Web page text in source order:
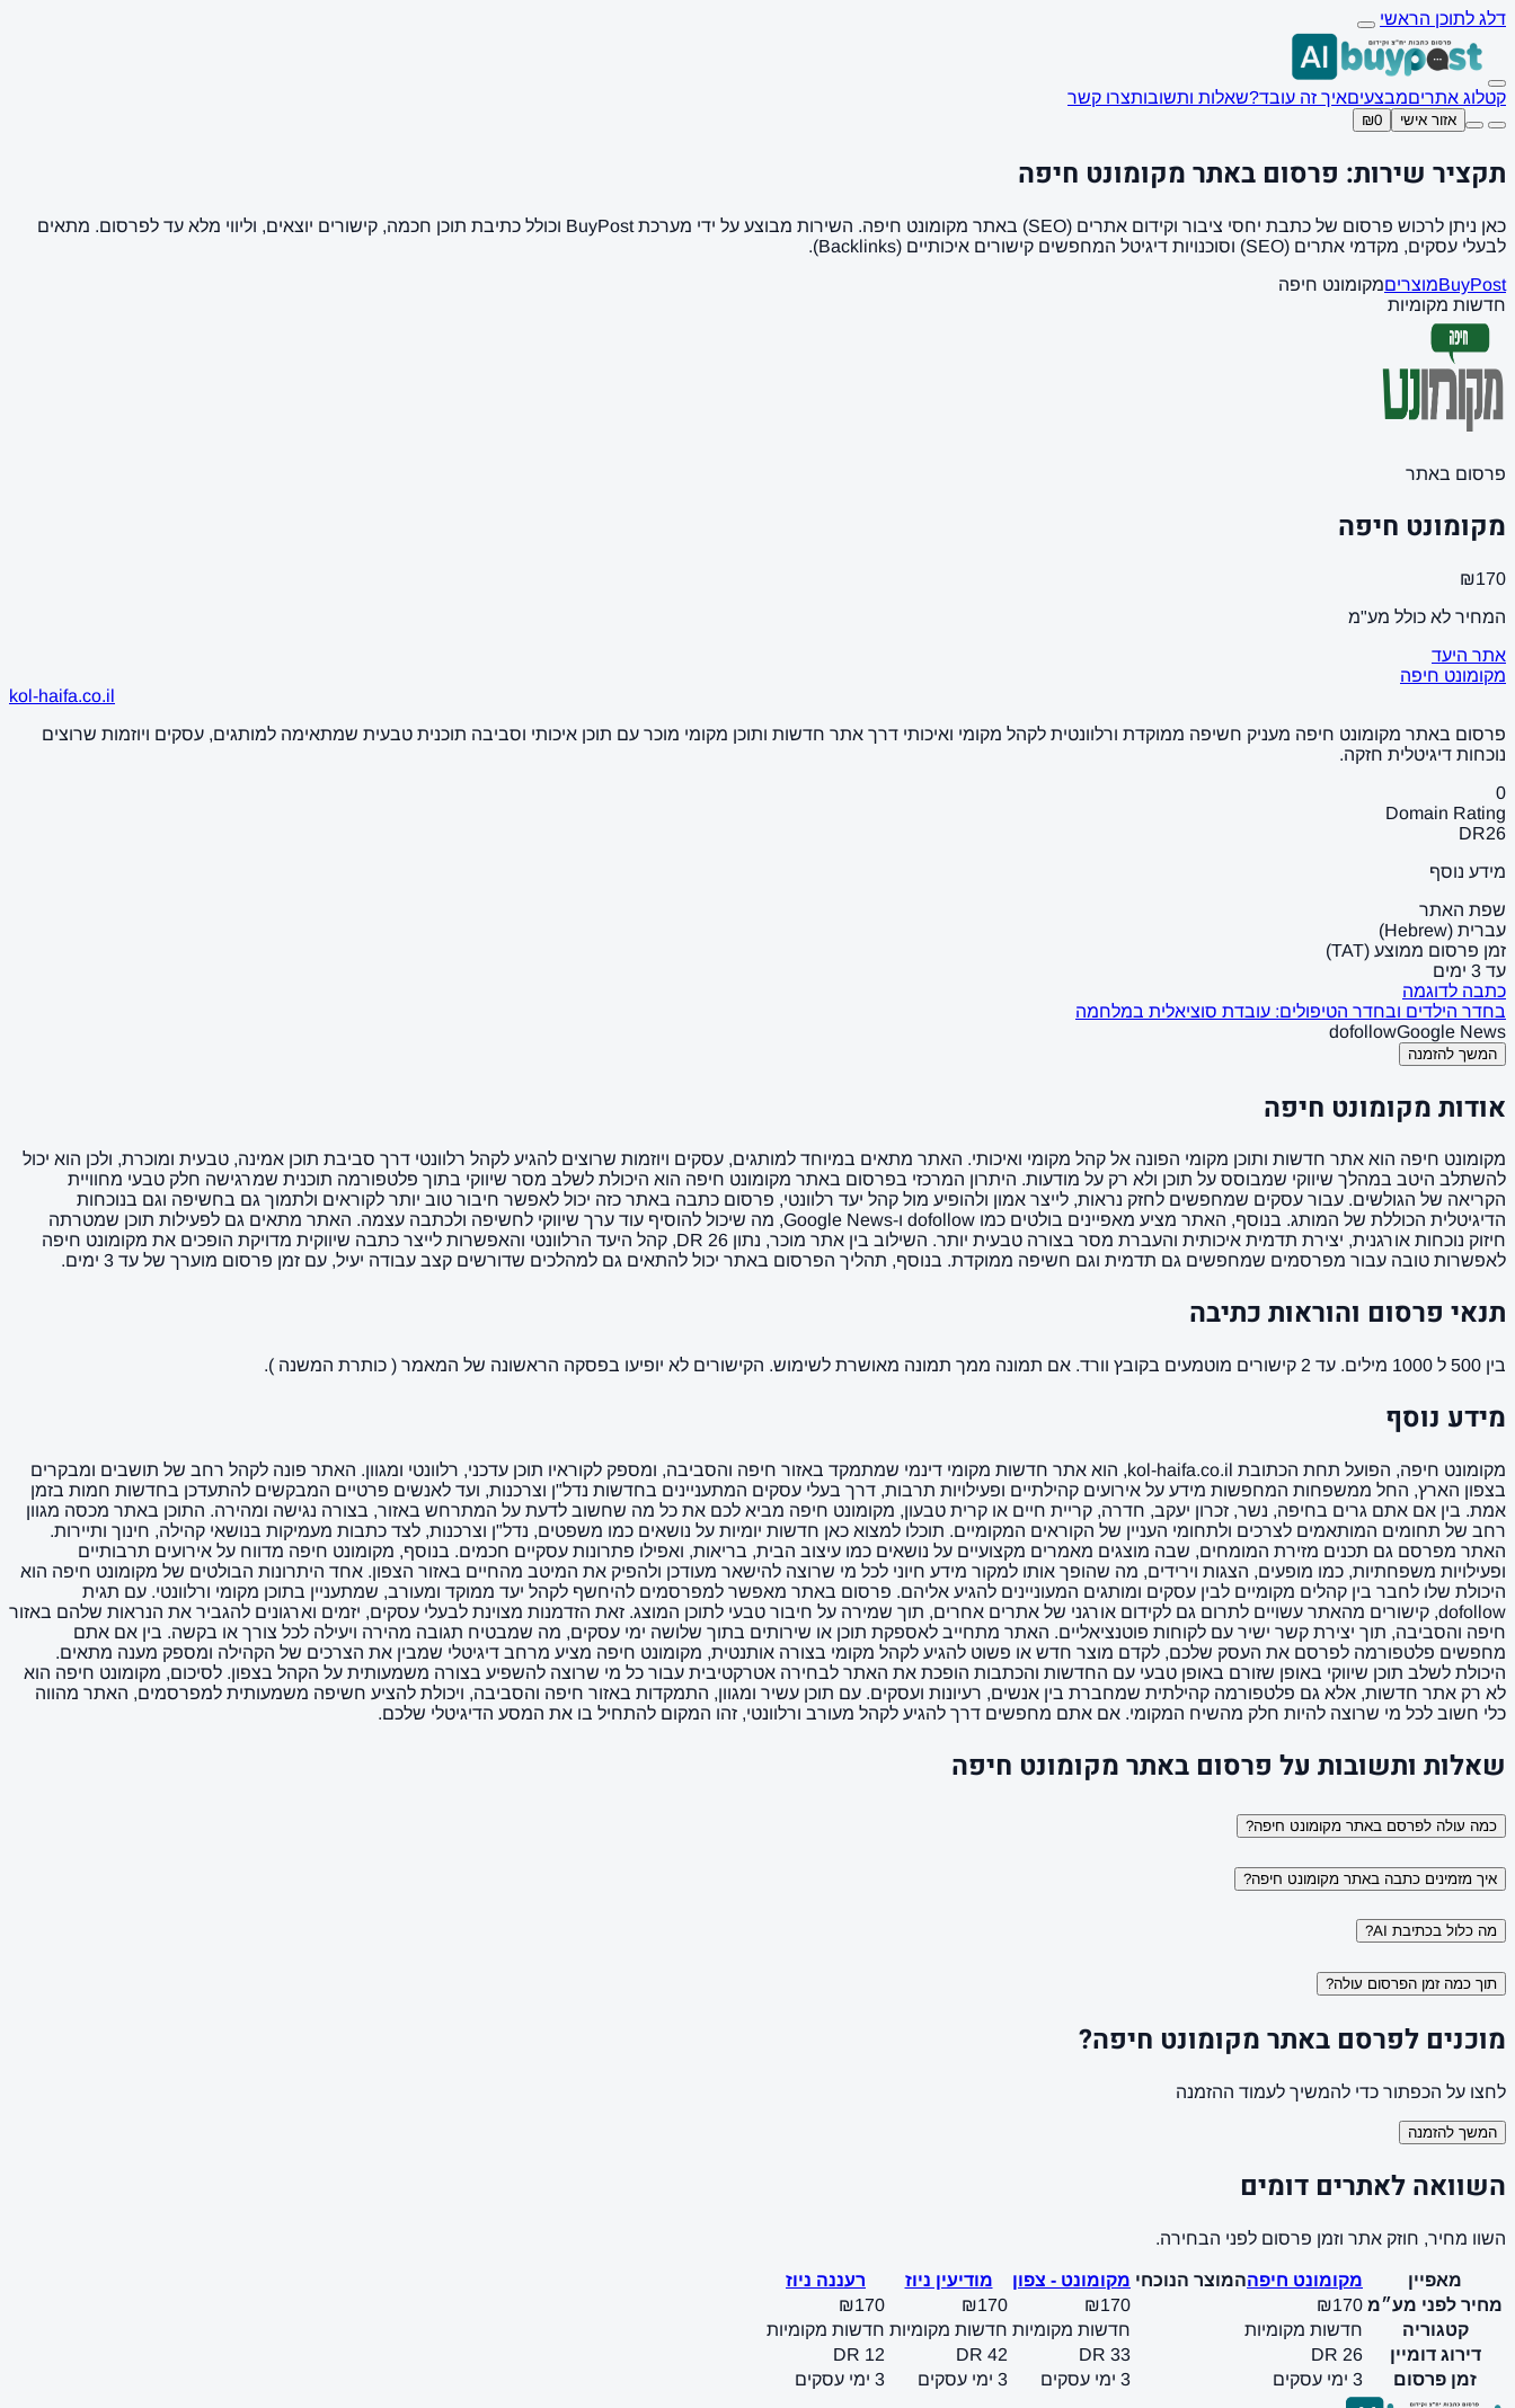
דלג לתוכן הראשי
קטלוג אתריםמבצעיםאיך זה עובד?שאלות ותשובותצרו קשר
אזור אישי ₪0
תקציר שירות: פרסום באתר מקומונט חיפה
כאן ניתן לרכוש פרסום של כתבת יחסי ציבור וקידום אתרים (SEO) באתר מקומונט חיפה. השירות מבוצע על ידי מערכת BuyPost וכולל כתיבת תוכן חכמה, קישורים יוצאים, וליווי מלא עד לפרסום. מתאים
לבעלי עסקים, מקדמי אתרים (SEO) וסוכנויות דיגיטל המחפשים קישורים איכותיים (Backlinks).
BuyPostמוצריםמקומונט חיפה
חדשות מקומיות
פרסום באתר
מקומונט חיפה
₪170
המחיר לא כולל מע"מ
אתר היעד
מקומונט חיפה
kol-haifa.co.il
פרסום באתר מקומונט חיפה מעניק חשיפה ממוקדת ורלוונטית לקהל מקומי ואיכותי דרך אתר חדשות ותוכן מקומי מוכר עם תוכן איכותי וסביבה תוכנית טבעית שמתאימה למותגים, עסקים ויוזמות שרוצים
נוכחות דיגיטלית חזקה.
0
Domain Rating
DR26
מידע נוסף
שפת האתר
עברית (Hebrew)
זמן פרסום ממוצע (TAT)
עד 3 ימים
כתבה לדוגמה
בחדר הילדים ובחדר הטיפולים: עובדת סוציאלית במלחמה
dofollowGoogle News
המשך להזמנה
אודות מקומונט חיפה
מקומונט חיפה הוא אתר חדשות ותוכן מקומי הפונה אל קהל מקומי ואיכותי. האתר מתאים במיוחד למותגים, עסקים ויוזמות שרוצים להגיע לקהל רלוונטי דרך סביבת תוכן אמינה, טבעית ומוכרת, ולכן הוא יכול
להשתלב היטב במהלך שיווקי שמבוסס על תוכן ולא רק על מודעות. היתרון המרכזי בפרסום באתר מקומונט חיפה הוא היכולת לשלב מסר שיווקי בתוך פלטפורמה תוכנית שמרגישה חלק טבעי מחוויית
הקריאה של הגולשים. עבור עסקים שמחפשים לחזק נראות, לייצר אמון ולהופיע מול קהל יעד רלוונטי, פרסום כתבה באתר כזה יכול לאפשר חיבור טוב יותר לקוראים ולתמוך גם בחשיפה וגם בנוכחות
הדיגיטלית הכוללת של המותג. בנוסף, האתר מציע מאפיינים בולטים כמו dofollow ו-Google News, מה שיכול להוסיף עוד ערך שיווקי לחשיפה ולכתבה עצמה. האתר מתאים גם לפעילות תוכן שמטרתה
חיזוק נוכחות אורגנית, יצירת תדמית איכותית והעברת מסר בצורה טבעית יותר. השילוב בין אתר מוכר, נתון DR 26, קהל היעד הרלוונטי והאפשרות לייצר כתבה שיווקית מדויקת הופכים את מקומונט חיפה
לאפשרות טובה עבור מפרסמים שמחפשים גם תדמית וגם חשיפה ממוקדת. בנוסף, תהליך הפרסום באתר יכול להתאים גם למהלכים שדורשים קצב עבודה יעיל, עם זמן פרסום מוערך של עד 3 ימים.
תנאי פרסום והוראות כתיבה
בין 500 ל 1000 מילים. עד 2 קישורים מוטמעים בקובץ וורד. אם תמונה ממך תמונה מאושרת לשימוש. הקישורים לא יופיעו בפסקה הראשונה של המאמר ( כותרת המשנה ).
מידע נוסף
מקומונט חיפה, הפועל תחת הכתובת kol-haifa.co.il, הוא אתר חדשות מקומי דינמי שמתמקד באזור חיפה והסביבה, ומספק לקוראיו תוכן עדכני, רלוונטי ומגוון. האתר פונה לקהל רחב של תושבים ומבקרים
בצפון הארץ, החל ממשפחות המחפשות מידע על אירועים קהילתיים ופעילויות תרבות, דרך בעלי עסקים המתעניינים בחדשות נדל"ן וצרכנות, ועד לאנשים פרטיים המבקשים להתעדכן בחדשות חמות בזמן
אמת. בין אם אתם גרים בחיפה, נשר, זכרון יעקב, חדרה, קריית חיים או קרית טבעון, מקומונט חיפה מביא לכם את כל מה שחשוב לדעת על המתרחש באזור, בצורה נגישה ומהירה. התוכן באתר מכסה מגוון
רחב של תחומים המותאמים לצרכים ולתחומי העניין של הקוראים המקומיים. תוכלו למצוא כאן חדשות יומיות על נושאים כמו משפטים, נדל"ן וצרכנות, לצד כתבות מעמיקות בנושאי קהילה, חינוך ותיירות.
האתר מפרסם גם תכנים מזירת המומחים, שבה מוצגים מאמרים מקצועיים על נושאים כמו עיצוב הבית, בריאות, ואפילו פתרונות עסקיים חכמים. בנוסף, מקומונט חיפה מדווח על אירועים תרבותיים
ופעילויות משפחתיות, כמו מופעים, הצגות וירידים, מה שהופך אותו למקור מידע חיוני לכל מי שרוצה להישאר מעודכן ולהפיק את המיטב מהחיים באזור הצפון. אחד היתרונות הבולטים של מקומונט חיפה הוא
היכולת שלו לחבר בין קהלים מקומיים לבין עסקים ומותגים המעוניינים להגיע אליהם. פרסום באתר מאפשר למפרסמים להיחשף לקהל יעד ממוקד ומעורב, שמתעניין בתוכן מקומי ורלוונטי. עם תגית
dofollow, קישורים מהאתר עשויים לתרום גם לקידום אורגני של אתרים אחרים, תוך שמירה על חיבור טבעי לתוכן המוצג. זאת הזדמנות מצוינת לבעלי עסקים, יזמים וארגונים להגביר את הנראות שלהם באזור
חיפה והסביבה, תוך יצירת קשר ישיר עם לקוחות פוטנציאליים. האתר מתחייב לאספקת תוכן או שירותים בתוך שלושה ימי עסקים, מה שמבטיח תגובה מהירה ויעילה לכל צורך או בקשה. בין אם אתם
מחפשים פלטפורמה לפרסם את העסק שלכם, לקדם מוצר חדש או פשוט להגיע לקהל מקומי בצורה אותנטית, מקומונט חיפה מציע מרחב דיגיטלי שמבין את הצרכים של הקהילה ומספק מענה מתאים.
היכולת לשלב תוכן שיווקי באופן שזורם באופן טבעי עם החדשות והכתבות הופכת את האתר לבחירה אטרקטיבית עבור כל מי שרוצה להשפיע בצורה משמעותית על הקהל בצפון. לסיכום, מקומונט חיפה הוא
לא רק אתר חדשות, אלא גם פלטפורמה קהילתית שמחברת בין אנשים, רעיונות ועסקים. עם תוכן עשיר ומגוון, התמקדות באזור חיפה והסביבה, ויכולת להציע חשיפה משמעותית למפרסמים, האתר מהווה
כלי חשוב לכל מי שרוצה להיות חלק מהשיח המקומי. אם אתם מחפשים דרך להגיע לקהל מעורב ורלוונטי, זהו המקום להתחיל בו את המסע הדיגיטלי שלכם.
שאלות ותשובות על פרסום באתר מקומונט חיפה
כמה עולה לפרסם באתר מקומונט חיפה?
איך מזמינים כתבה באתר מקומונט חיפה?
מה כלול בכתיבת AI?
תוך כמה זמן הפרסום עולה?
מוכנים לפרסם באתר מקומונט חיפה?
לחצו על הכפתור כדי להמשיך לעמוד ההזמנה
המשך להזמנה
השוואה לאתרים דומים
השוו מחיר, חוזק אתר וזמן פרסום לפני הבחירה.
מאפיין מקומונט חיפההמוצר הנוכחי מקומונט - צפון מודיעין ניוז
רעננה ניוז
מחיר לפני מע״מ ₪170
₪170
₪170
₪170
קטגוריה
חדשות מקומיות חדשות מקומיות חדשות מקומיות חדשות מקומיות
דירוג דומיין
DR 26
DR 33
DR 42
DR 12
זמן פרסום
3 ימי עסקים 3 ימי עסקים 3 ימי עסקים 3 ימי עסקים